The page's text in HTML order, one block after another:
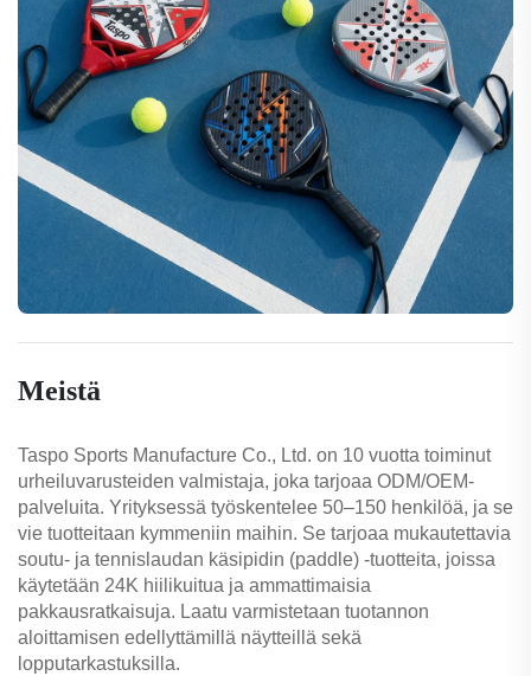
Meistä
Taspo Sports Manufacture Co., Ltd. on 10 vuotta toiminut
urheiluvarusteiden valmistaja, joka tarjoaa ODM/OEM-
palveluita. Yrityksessä työskentelee 50–150 henkilöä, ja se
vie tuotteitaan kymmeniin maihin. Se tarjoaa mukautettavia
soutu- ja tennislaudan käsipidin (paddle) -tuotteita, joissa
käytetään 24K hiilikuitua ja ammattimaisia
pakkausratkaisuja. Laatu varmistetaan tuotannon
aloittamisen edellyttämillä näytteillä sekä
lopputarkastuksilla.